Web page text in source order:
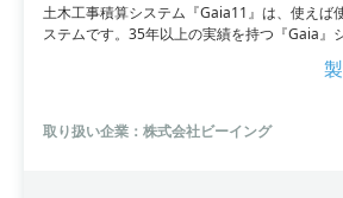
土木工事積算システム『Gaia11』は、使えば
ステムです。35年以上の実績を持つ『Gaia』
ンであり、従来のお客様のナレッジを蓄積す
込機能や出力機能の強化、ダウンロード速度
境を自動設定し、最新の「施工パッケージ型
富な歩掛・単価データや調査情報の積算根拠デ
取り扱い企業：株式会社ビーイング